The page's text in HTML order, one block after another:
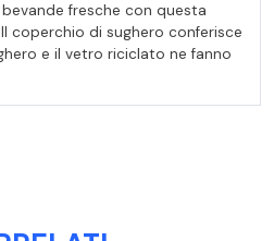
fresche con questa
coperchio di sughero conferisce
e il vetro riciclato ne fanno